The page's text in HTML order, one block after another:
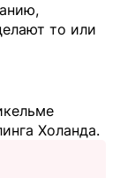
то или
Холанда.